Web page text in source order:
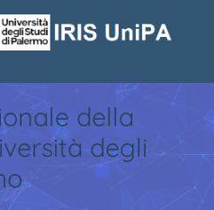
della
degli